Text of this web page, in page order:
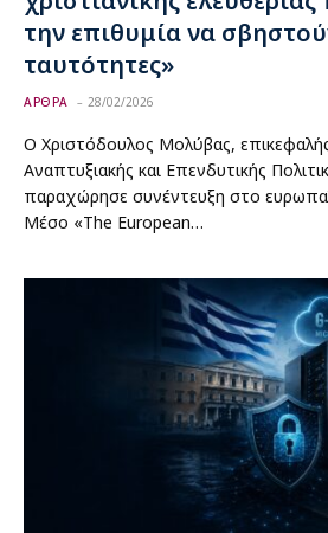
την επιθυμία να
ταυτότητες»
ΑΡΘΡΑ 28/02/2026
Ο Χριστόδουλος Μολύβας,
Αναπτυξιακής και Επενδυτικής
παραχώρησε συνέντευξη στο
Μέσο «The European…